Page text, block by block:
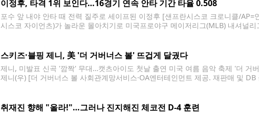
이정후, 타격 1위 보인다…16경기 연속 안타 기간 타율 0.508
포수 앞 내야 안타 때 전력 질주로 세이프된 이정후 [샌프란시스코 크로니클/AP=
시스코 자이언츠)가 놀라운 몰아치기로 미국프로야구 메이저리그(MLB) 내셔널
스키즈·블핑 제니, 美 '더 거버너스 볼' 뜨겁게 달궜다
제니, 미발표 신곡 '깜짝' 무대…캣츠아이도 첫날 출연 미국 여름 음악 축제 '더 거
제니(우) [더 거버너스 볼 사회관계망서비스·OA엔터테인먼트 제공. 재판매 및
취재진 향해 "올라!"…그러나 진지해진 체코전 D-4 훈련